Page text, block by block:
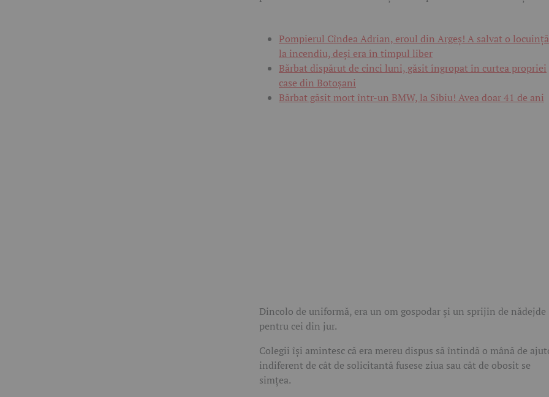
Pompierul Cîndea Adrian, eroul din Argeș! A salvat o
la incendiu, deși era în timpul liber
Bărbat dispărut de cinci luni, găsit îngropat în curtea propriei
case din Botoșani
Bărbat găsit mort într-un BMW, la Sibiu! Avea doar 41 de ani
Dincolo de uniformă, era un om gospodar și un sprijin de nădejde
pentru cei din jur.
Colegii își amintesc că era mereu dispus să întindă o mână de
indiferent de cât de solicitantă fusese ziua sau cât de obosit se
simțea.